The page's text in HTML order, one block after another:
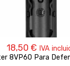
18,50 € IVA
8VP60 Para